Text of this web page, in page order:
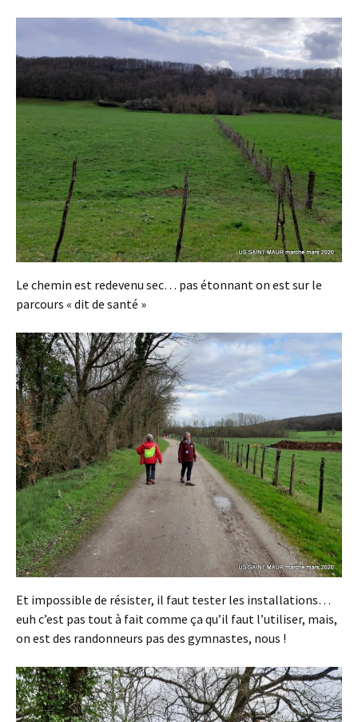
Le chemin est redevenu sec… pas étonnant on est sur le
parcours « dit de santé »
Et impossible de résister, il faut tester les installations…
euh c’est pas tout à fait comme ça qu’il faut l’utiliser, mais,
on est des randonneurs pas des gymnastes, nous !